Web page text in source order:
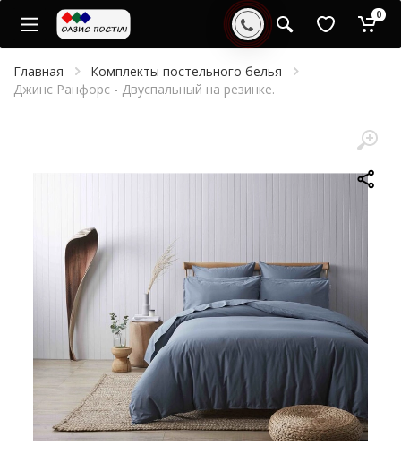
0
Главная
Комплекты постельного белья
Джинс Ранфорс - Двуспальный на резинке.